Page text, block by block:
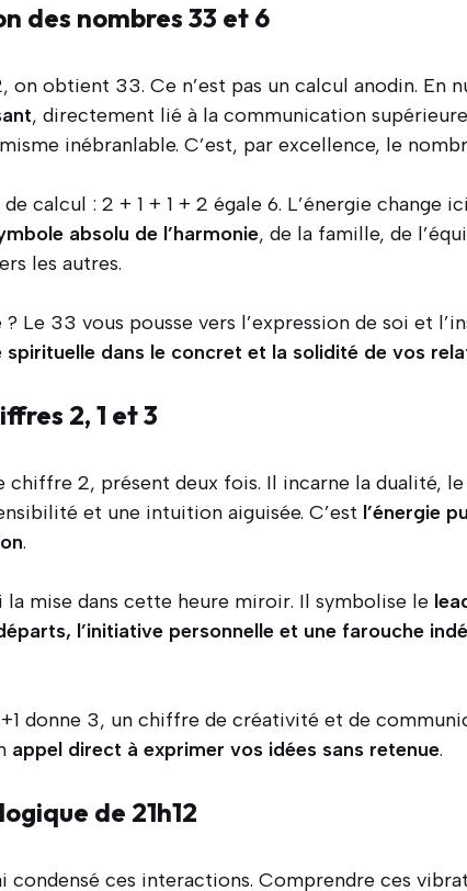
des nombres 33 et 6
on obtient 33. Ce n’est pas un calcul anodin. En
, directement lié à la communication
inébranlable. C’est, par excellence, le
calcul : 2 + 1 + 1 + 2 égale 6. L’énergie change
absolu de l’harmonie, de la famille, de
les autres.
? Le 33 vous pousse vers l’expression de soi et
spirituelle dans le concret et la solidité de vos
2, 1 et 3
chiffre 2, présent deux fois. Il incarne la dualité,
et une intuition aiguisée. C’est l’énergie
.
la mise dans cette heure miroir. Il symbolise le
l’initiative personnelle et une farouche
donne 3, un chiffre de créativité et de
appel direct à exprimer vos idées sans retenue.
de 21h12
condensé ces interactions. Comprendre ces